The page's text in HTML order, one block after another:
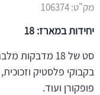
מק"ט:106374
יחידות במארז: 18
סט של 18
בקבוקי פלסטיק
פופקורן ועוד.